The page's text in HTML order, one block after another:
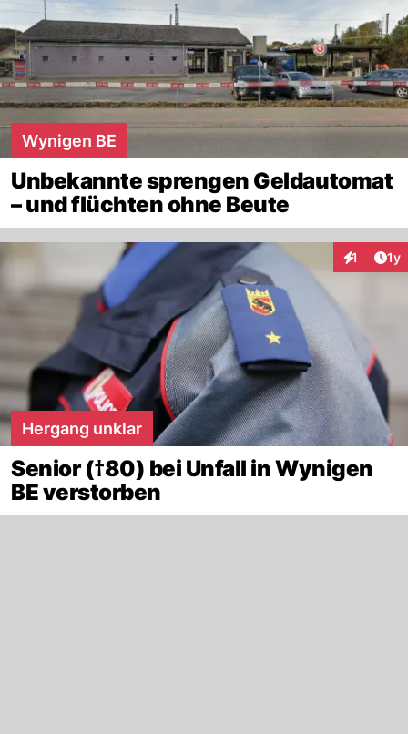
Wynigen BE
Unbekannte sprengen Geldautomat
– und flüchten ohne Beute
1 1y
Hergang unklar
Senior (†80) bei Unfall in Wynigen
BE verstorben